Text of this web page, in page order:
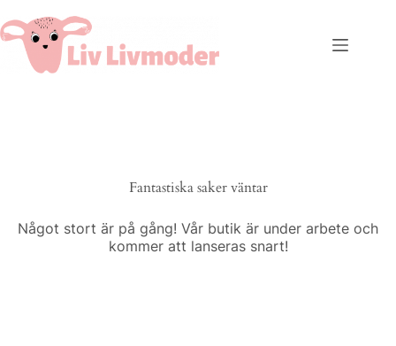
Fantastiska saker väntar
Något stort är på gång! Vår butik är under arbete och
kommer att lanseras snart!